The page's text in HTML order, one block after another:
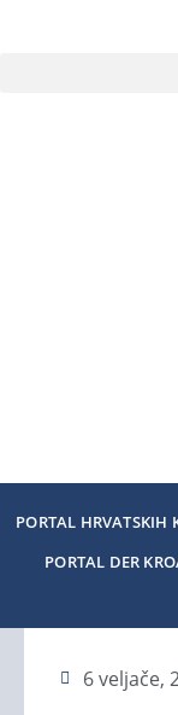
PORTAL HRVATSKIH
PORTAL DER
6 veljače,